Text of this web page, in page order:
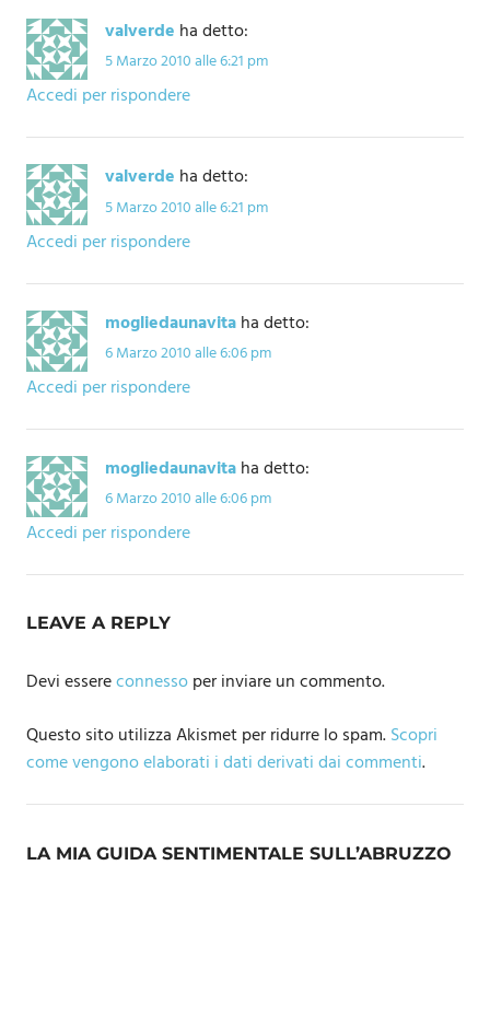
valverde ha detto:
5 Marzo 2010 alle 6:21 pm
Accedi per rispondere
valverde ha detto:
5 Marzo 2010 alle 6:21 pm
Accedi per rispondere
mogliedaunavitaha detto:
6 Marzo 2010 alle 6:06 pm
Accedi per rispondere
mogliedaunavitaha detto:
6 Marzo 2010 alle 6:06 pm
Accedi per rispondere
LEAVE A REPLY
Devi essereconnessoper inviare un commento.
Questo sito utilizza Akismet per ridurre lo spam.Scopri
come vengono elaborati i dati derivati dai commenti.
LA MIA GUIDA SENTIMENTALE SULL’ABRUZZO